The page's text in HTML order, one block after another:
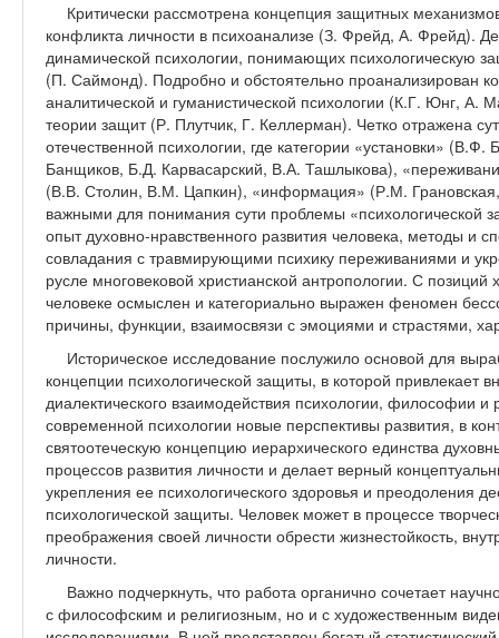
Критически рассмотрена концепция защитных
конфликта личности в психоанализе (З. Фрейд, А. Фрейд).
динамической психологии, понимающих психологическую
(П. Саймонд). Подробно и обстоятельно проанализирован
аналитической и гуманистической психологии (К.Г. Юнг, А.
теории защит (Р. Плутчик, Г. Келлерман). Четко отражена
отечественной психологии, где категории «установки»
Банщиков, Б.Д. Карвасарский, В.А. Ташлыкова),
(В.В. Столин, В.М. Цапкин), «информация» (Р.М.
важными для понимания сути проблемы «психологической
опыт духовно-нравственного развития человека, методы и
совладания с травмирующими психику переживаниями и
русле многовековой христианской антропологии. С позиций
человеке осмыслен и категориально выражен феномен
причины, функции, взаимосвязи с эмоциями и страстями,
Историческое исследование послужило основой для
концепции психологической защиты, в которой привлекает
диалектического взаимодействия психологии, философии и
современной психологии новые перспективы развития, в
святоотеческую концепцию иерархического единства
процессов развития личности и делает верный
укрепления ее психологического здоровья и преодоления
психологической защиты. Человек может в процессе
преображения своей личности обрести жизнестойкость,
личности.
Важно подчеркнуть, что работа органично сочетает
с философским и религиозным, но и с художественным